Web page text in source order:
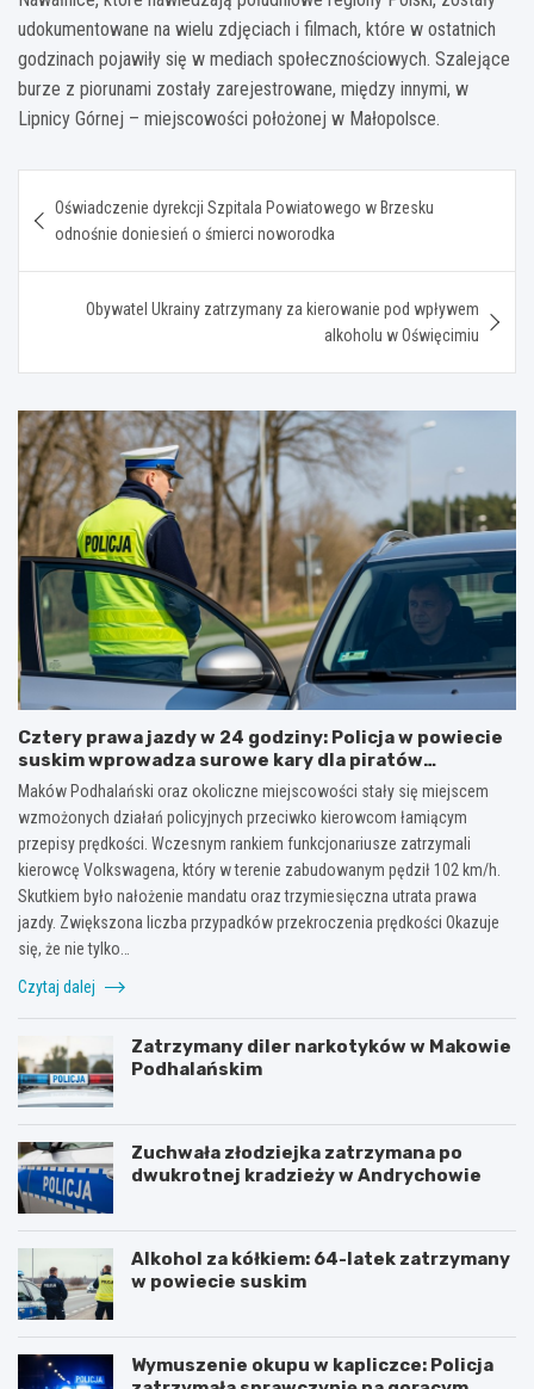
udokumentowane na wielu zdjęciach i filmach, które w ostatnich
godzinach pojawiły się w mediach społecznościowych. Szalejące
burze z piorunami zostały zarejestrowane, między innymi, w
Lipnicy Górnej – miejscowości położonej w Małopolsce.
wpisu
Oświadczenie dyrekcji Szpitala Powiatowego w Brzesku
odnośnie doniesień o śmierci noworodka
Obywatel Ukrainy zatrzymany za kierowanie pod wpływem
alkoholu w Oświęcimiu
Cztery prawa jazdy w 24 godziny: Policja w powiecie
suskim wprowadza surowe kary dla piratów
drogowych!
Maków Podhalański oraz okoliczne miejscowości stały się miejscem
wzmożonych działań policyjnych przeciwko kierowcom łamiącym
przepisy prędkości. Wczesnym rankiem funkcjonariusze zatrzymali
kierowcę Volkswagena, który w terenie zabudowanym pędził 102 km/h.
Skutkiem było nałożenie mandatu oraz trzymiesięczna utrata prawa
jazdy. Zwiększona liczba przypadków przekroczenia prędkości Okazuje
się, że nie tylko…
Czytaj dalej
Zatrzymany diler narkotyków w Makowie
Podhalańskim
Zuchwała złodziejka zatrzymana po
dwukrotnej kradzieży w Andrychowie
Alkohol za kółkiem: 64-latek zatrzymany
w powiecie suskim
Wymuszenie okupu w kapliczce: Policja